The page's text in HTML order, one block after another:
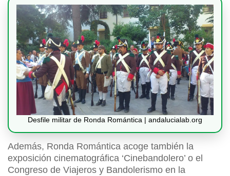
Desfile militar de Ronda Romántica | andalucialab.org
Además, Ronda Romántica acoge también la
exposición cinematográfica ‘Cinebandolero’ o el
Congreso de Viajeros y Bandolerismo en la